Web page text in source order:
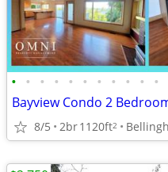
• • • • • • • • • • •
8/5 2br1120ft2